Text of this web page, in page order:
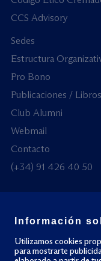
CCS Advisory
Sedes
Estructura
Pro Bono
Publicaciones / Libros
Club Alumni
Webmail
Contacto
(+34) 91 426 40 50
© Todos los derechos
Información
Utilizamos cookies
para mostrarte